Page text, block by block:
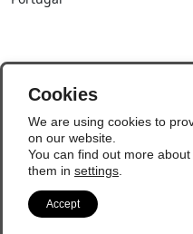
Social Networks
© Copyright 2026 - Baixa
Cookies
We are using cookies to
on our website.
You can find out more
them in settings
Accept